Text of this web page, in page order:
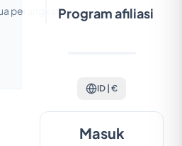
Program afiliasi
ID | €
Masuk
perangkat